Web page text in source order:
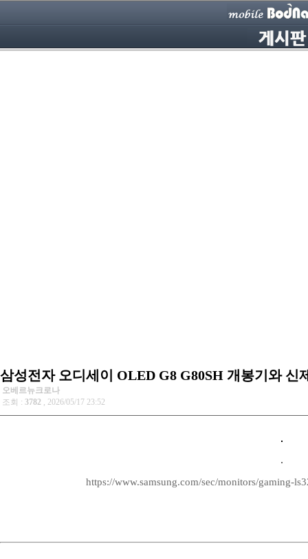
삼성전자 오디세이 OLED G8 G80SH 개봉기와 신
오베르뉴크로나
조회 : 3782 , 2026/05/17 23:52
https://www.samsung.com/sec/monitors/gaming-